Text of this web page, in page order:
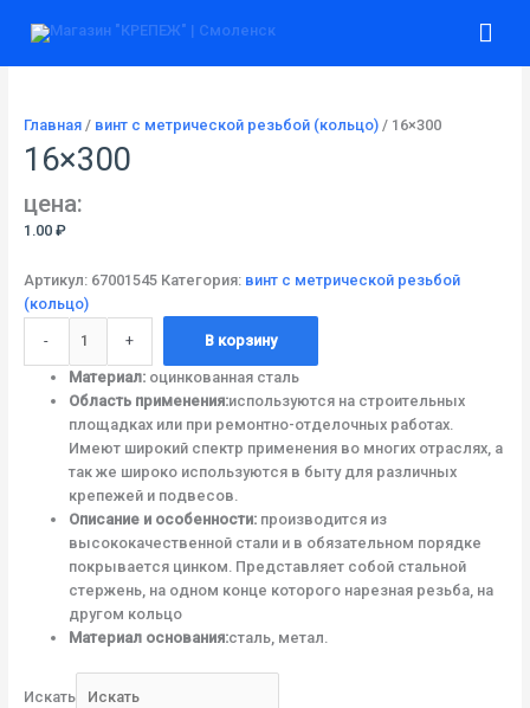
Главная/ винт c метрической резьбой (кольцо)/ 16×300
16×300
цена:
1.00 ₽
Артикул: 67001545 Категория: винт c метрической резьбой
(кольцо)
-
товара
+ В корзину
Материал:оцинкованная сталь
Область применения:используются на строительных
площадках или при ремонтно-отделочных работах.
Имеют широкий спектр применения во многих отраслях, а
так же широко используются в быту для различных
крепежей и подвесов.
Описание и особенности:производится из
высококачественной стали и в обязательном порядке
покрывается цинком. Представляет собой стальной
стержень, на одном конце которого нарезная резьба, на
другом кольцо
Материал основания:сталь, метал.
Искать